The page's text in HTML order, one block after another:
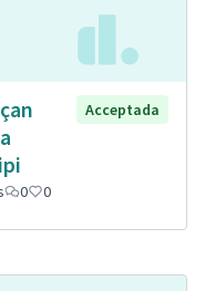
Acceptada
0 0